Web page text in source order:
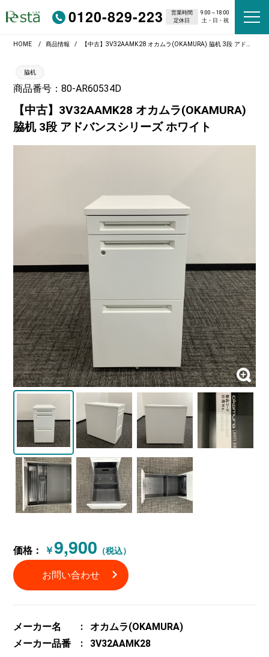
0120-829-223 営業時間
9:00～18:00
定休日
土・日・祝
HOME 商品情報 【中古】3V32AAMK28 オカムラ(OKAMURA) 脇机 3段 アドバンスシリーズ ホワイト
脇机
商品番号：80-AR60534D
【中古】3V32AAMK28 オカムラ(OKAMURA)
脇机 3段 アドバンスシリーズ ホワイト
価格： ￥9,900 （税込）
お問い合わせ
メーカー名
オカムラ(OKAMURA)
メーカー品番
3V32AAMK28